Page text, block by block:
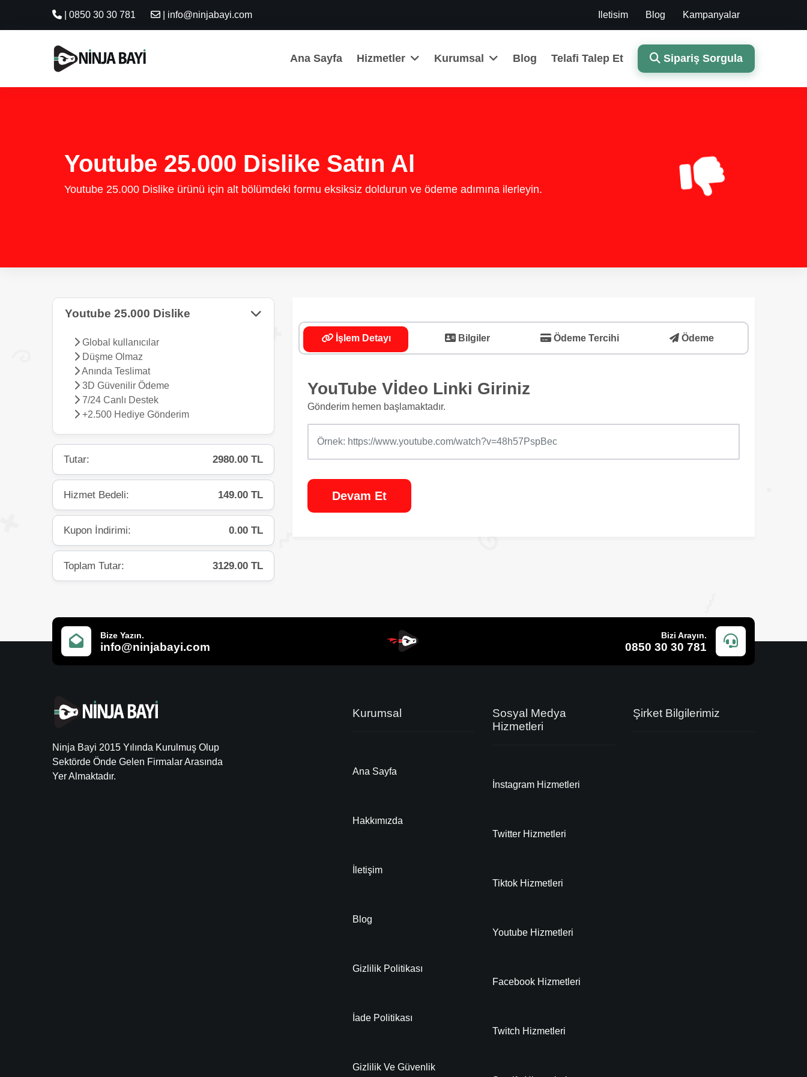
| 0850 30 30 781 | info@ninjabayi.com Iletisim Blog Kampanyalar
Ana Sayfa Hizmetler Kurumsal Blog Telafi Talep Et Sipariş Sorgula
Youtube 25.000 Dislike Satın Al
Youtube 25.000 Dislike ürünü için alt bölümdeki formu eksiksiz doldurun ve ödeme adımına ilerleyin.
Youtube 25.000 Dislike
Global kullanıcılar
Düşme Olmaz
Anında Teslimat
3D Güvenilir Ödeme
7/24 Canlı Destek
+2.500 Hediye Gönderim
Tutar: 2980.00 TL
Hizmet Bedeli: 149.00 TL
Kupon İndirimi: 0.00 TL
Toplam Tutar: 3129.00 TL
İşlem Detayı Bilgiler Ödeme Tercihi Ödeme
YouTube Vİdeo Linki Giriniz
Gönderim hemen başlamaktadır.
Devam Et
Bize Yazın.
info@ninjabayi.com
Bizi Arayın.
0850 30 30 781
Ninja Bayi 2015 Yılında Kurulmuş Olup
Sektörde Önde Gelen Firmalar Arasında
Yer Almaktadır.
Kurumsal
Ana Sayfa
Hakkımızda
İletişim
Blog
Gizlilik Politikası
İade Politikası
Gizlilik Ve Güvenlik
Sosyal Medya
Hizmetleri
İnstagram Hizmetleri
Twitter Hizmetleri
Tiktok Hizmetleri
Youtube Hizmetleri
Facebook Hizmetleri
Twitch Hizmetleri
Şirket Bilgilerimiz